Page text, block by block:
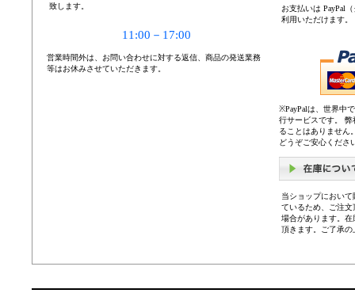
致します。
11:00－17:00
営業時間外は、お問い合わせに対する返信、商品の発送業務
等はお休みさせていただきます。
お支払いは PayPal
利用いただけます。
※PayPalは、世界中
行サービスです。
ることはありません
どうぞご安心くださ
当ショップにおい
ているため、ご注
場合があります。
頂きます。ご了承